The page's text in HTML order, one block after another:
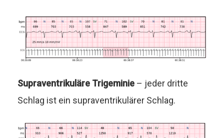
Supraventrikuläre Trigeminie – jeder dritte
Schlag ist ein supraventrikulärer Schlag.